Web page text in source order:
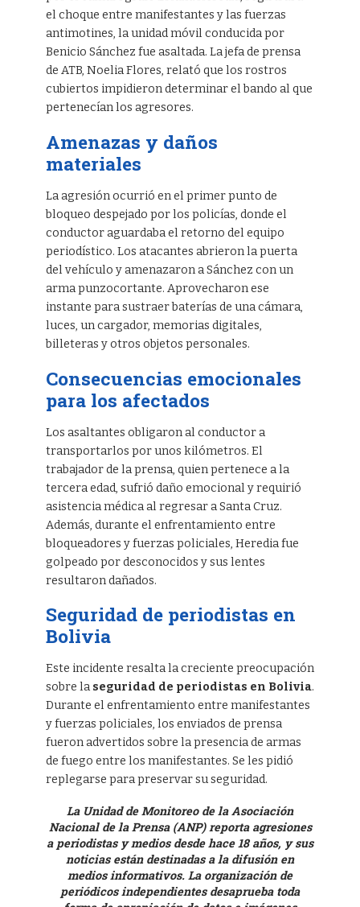
el choque entre manifestantes y las fuerzas
antimotines, la unidad móvil conducida por
Benicio Sánchez fue asaltada. La jefa de prensa
de ATB, Noelia Flores, relató que los rostros
cubiertos impidieron determinar el bando al que
pertenecían los agresores.
Amenazas y daños
materiales
La agresión ocurrió en el primer punto de
bloqueo despejado por los policías, donde el
conductor aguardaba el retorno del equipo
periodístico. Los atacantes abrieron la puerta
del vehículo y amenazaron a Sánchez con un
arma punzocortante. Aprovecharon ese
instante para sustraer baterías de una cámara,
luces, un cargador, memorias digitales,
billeteras y otros objetos personales.
Consecuencias emocionales
para los afectados
Los asaltantes obligaron al conductor a
transportarlos por unos kilómetros. El
trabajador de la prensa, quien pertenece a la
tercera edad, sufrió daño emocional y requirió
asistencia médica al regresar a Santa Cruz.
Además, durante el enfrentamiento entre
bloqueadores y fuerzas policiales, Heredia fue
golpeado por desconocidos y sus lentes
resultaron dañados.
Seguridad de periodistas en
Bolivia
Este incidente resalta la creciente preocupación
sobre la seguridad de periodistas en Bolivia.
Durante el enfrentamiento entre manifestantes
y fuerzas policiales, los enviados de prensa
fueron advertidos sobre la presencia de armas
de fuego entre los manifestantes. Se les pidió
replegarse para preservar su seguridad.
La Unidad de Monitoreo de la Asociación
Nacional de la Prensa (ANP) reporta agresiones
a periodistas y medios desde hace 18 años, y sus
noticias están destinadas a la difusión en
medios informativos. La organización de
periódicos independientes desaprueba toda